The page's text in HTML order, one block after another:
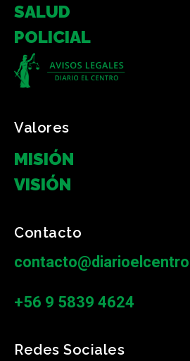
SALUD
POLICIAL
Valores
MISIÓN
VISIÓN
Contacto
+56 9 5839 4624
Redes Sociales